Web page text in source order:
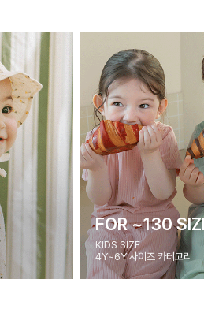
FOR ~130
KIDS SIZE
4Y~6Y 사이즈 카테고리